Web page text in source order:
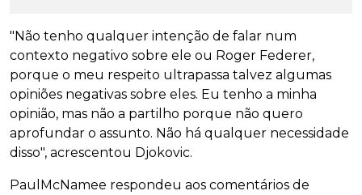
"Não tenho qualquer intenção de falar num
contexto negativo sobre ele ou Roger Federer,
porque o meu respeito ultrapassa talvez algumas
opiniões negativas sobre eles. Eu tenho a minha
opinião, mas não a partilho porque não quero
aprofundar o assunto. Não há qualquer necessidade
disso", acrescentou Djokovic.
PaulMcNamee respondeu aos comentários de